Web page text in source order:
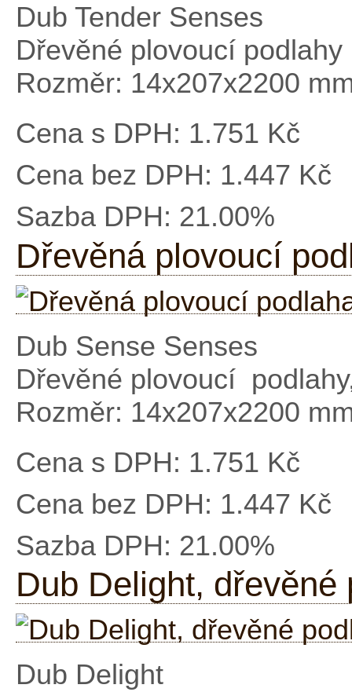
Dub Tender Senses
Dřevěné plovoucí
Rozměr: 14x207x2200
Cena s DPH: 1.751 Kč
Cena bez DPH: 1.447 Kč
Sazba DPH: 21.00%
Dřevěná plovoucí
Dub Sense Senses
Dřevěné plovoucí
Rozměr: 14x207x2200
Cena s DPH: 1.751 Kč
Cena bez DPH: 1.447 Kč
Sazba DPH: 21.00%
Dub Delight, dřevěné
Dub Delight